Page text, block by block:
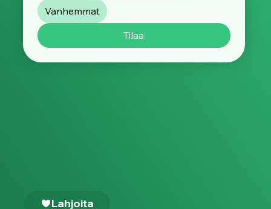
Vanhemmat
Tilaa
Lahjoita